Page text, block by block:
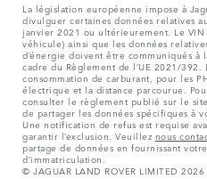
La législation européenne impose à
divulguer certaines données relatives
janvier 2021 ou ultérieurement. Le
véhicule) ainsi que les données
d’énergie doivent être communiqués à
cadre du Règlement de l’UE 2021/
consommation de carburant, pour les
électrique et la distance parcourue.
consulter le règlement publié sur le site
de partager les données spécifiques à
Une notification de refus est requise
garantir l’exclusion. Veuillez nous
partage de données en fournissant
d’immatriculation.
© JAGUAR LAND ROVER LIMITED 2026